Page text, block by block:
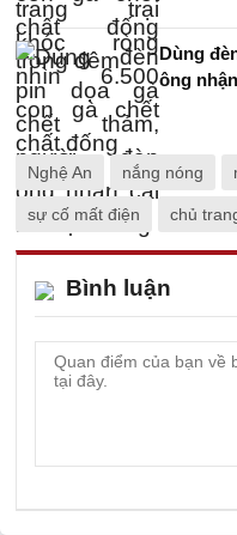
Dùng
ông
Nghệ An nắng nóng
sự cố mất điện chủ
Bình luận